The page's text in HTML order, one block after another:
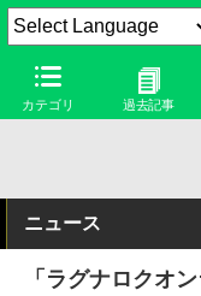
カテゴリ 過去記事
ニュース
「ラグナロクオ